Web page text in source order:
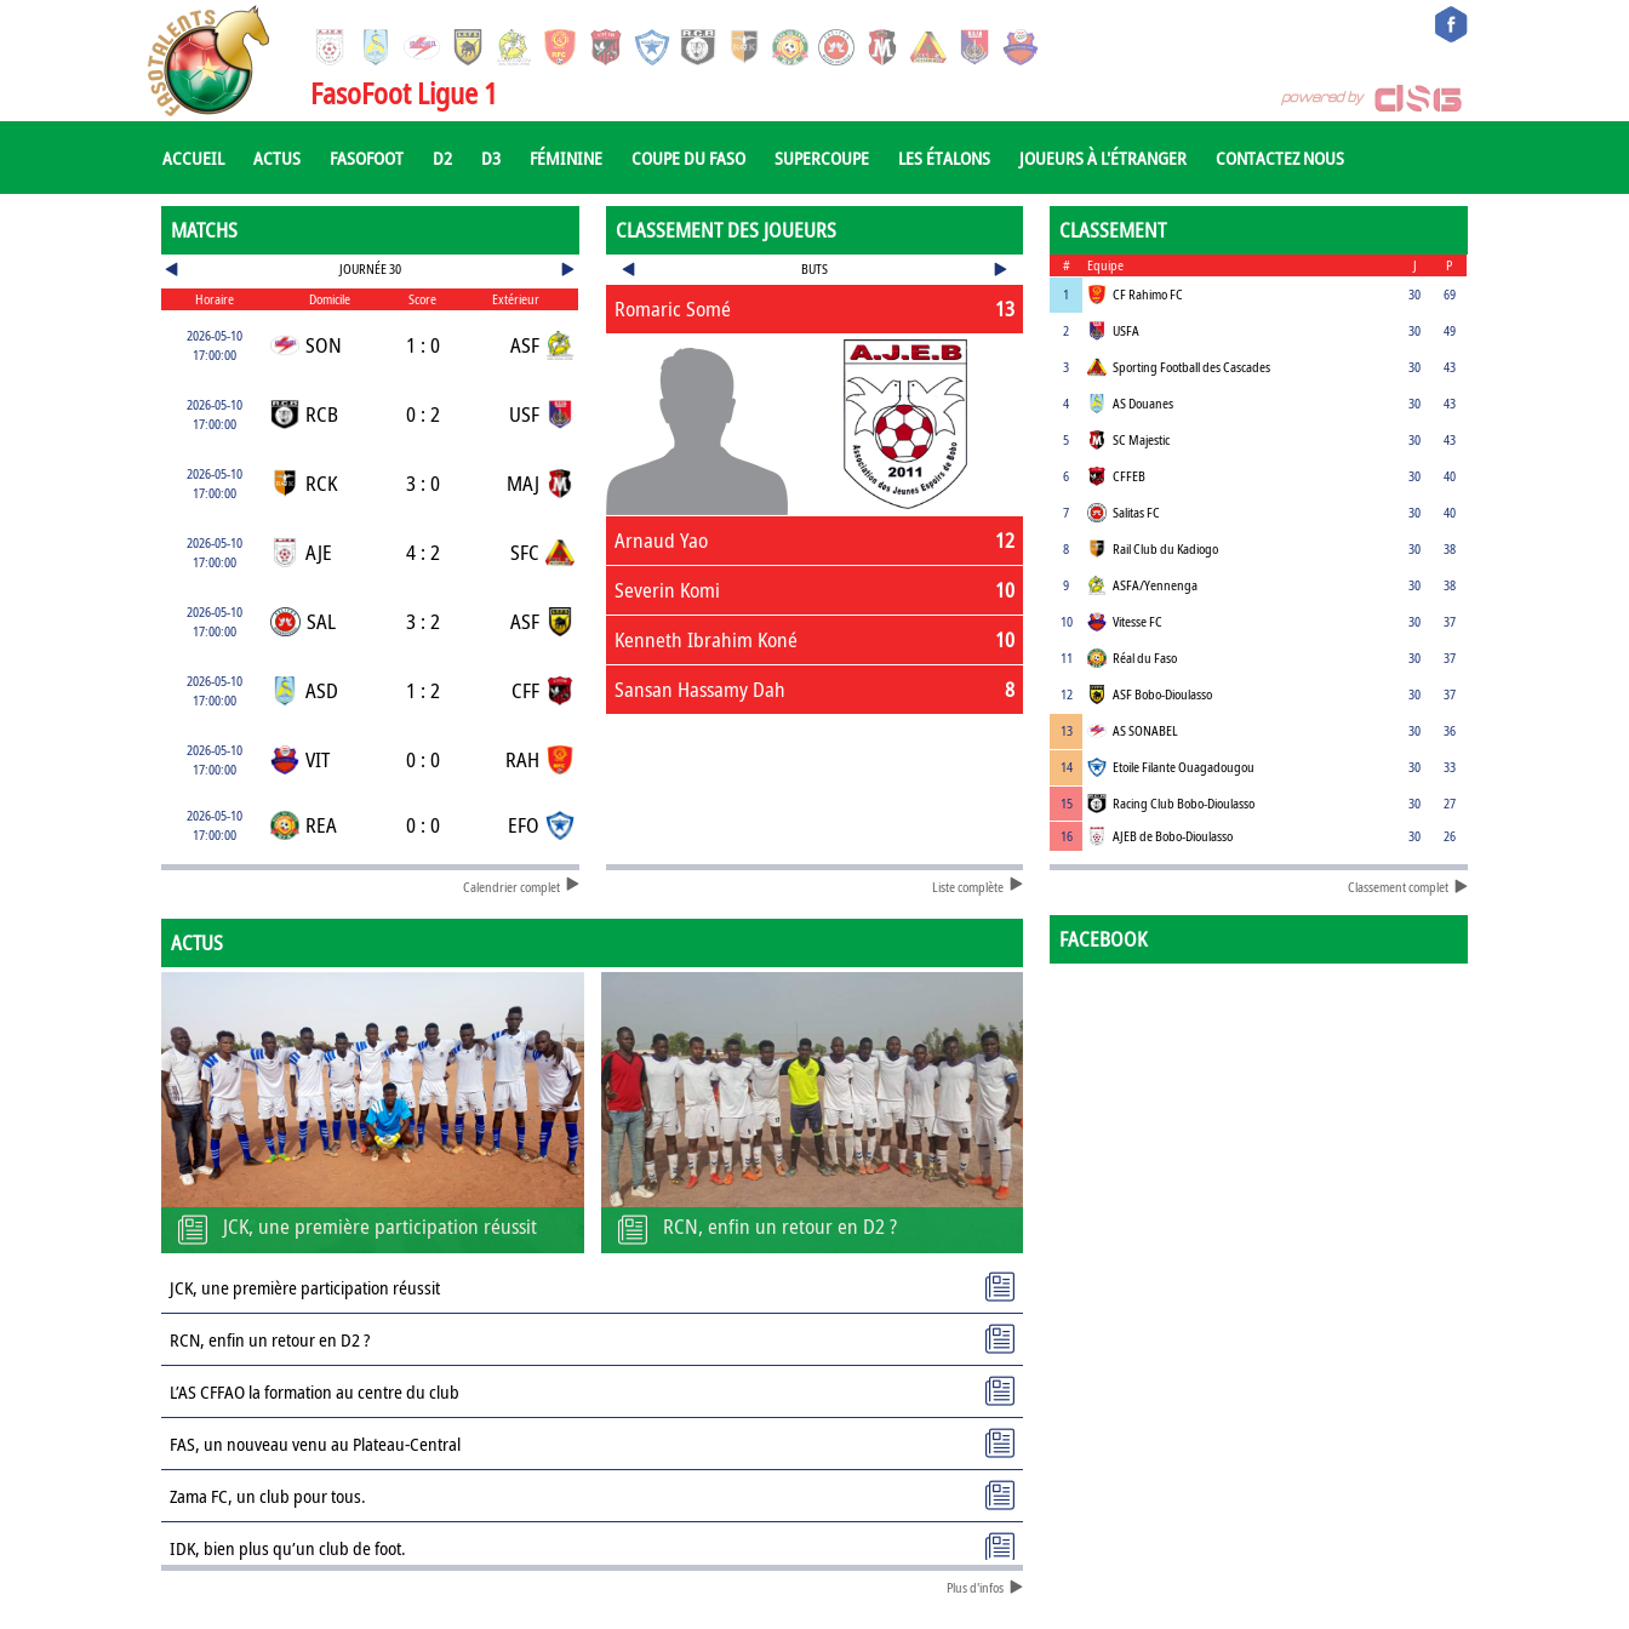
FasoFoot Ligue 1
ACCUEIL ACTUS FASOFOOT D2 D3 FÉMININE COUPE DU FASO SUPERCOUPE LES ÉTALONS JOUEURS À L'ÉTRANGER CONTACTEZ NOUS
MATCHS
JOURNÉE 30
Horaire
Domicile Score
Extérieur
2026-05-10
17:00:00
SON 1 : 0 ASF
2026-05-10
17:00:00
RCB 0 : 2 USF
2026-05-10
17:00:00
RCK 3 : 0 MAJ
2026-05-10
17:00:00
AJE 4 : 2 SFC
2026-05-10
17:00:00
SAL 3 : 2 ASF
2026-05-10
17:00:00
ASD 1 : 2 CFF
2026-05-10
17:00:00
VIT 0 : 0 RAH
2026-05-10
17:00:00
REA 0 : 0 EFO
Calendrier complet
CLASSEMENT DES JOUEURS
BUTS
13
Romaric Somé
12
Arnaud Yao
10
Severin Komi
10
Kenneth Ibrahim Koné
8
Sansan Hassamy Dah
Liste complète
CLASSEMENT
# Equipe J
P
1
CF Rahimo FC 30
69
2
USFA 30
49
3
Sporting Football des Cascades 30
43
4
AS Douanes 30
43
5
SC Majestic 30
43
6
CFFEB 30
40
7
Salitas FC 30
40
8
Rail Club du Kadiogo 30
38
9
ASFA/Yennenga 30
38
10
Vitesse FC 30
37
11
Réal du Faso 30
37
12
ASF Bobo-Dioulasso 30
37
13
AS SONABEL 30
36
14
Etoile Filante Ouagadougou 30
33
15
Racing Club Bobo-Dioulasso 30
27
16
AJEB de Bobo-Dioulasso 30 26
Classement complet
ACTUS
JCK, une première participation réussit RCN, enfin un retour en D2 ?
JCK, une première participation réussit
RCN, enfin un retour en D2 ?
L’AS CFFAO la formation au centre du club
FAS, un nouveau venu au Plateau-Central
Zama FC, un club pour tous.
IDK, bien plus qu’un club de foot.
Plus d'infos
FACEBOOK